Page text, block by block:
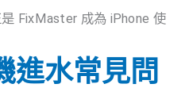
FixMaster 成為 iPhone 使
進水常見問